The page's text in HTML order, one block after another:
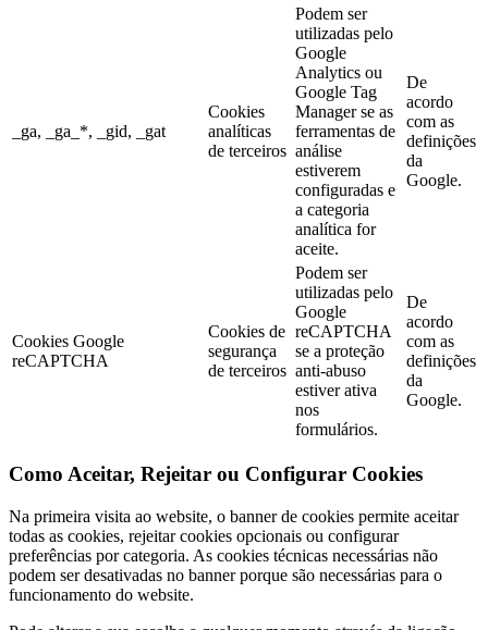
_ga, _ga_*, _gid, _gat
Cookies
analíticas
de terceiros
Podem ser
utilizadas pelo
Google
Analytics ou
Google Tag
Manager se as
ferramentas de
análise
estiverem
configuradas e
a categoria
analítica for
aceite.
De
acordo
com as
definições
da
Google.
Cookies Google
reCAPTCHA
Cookies de
segurança
de terceiros
Podem ser
utilizadas pelo
Google
reCAPTCHA
se a proteção
anti-abuso
estiver ativa
nos
formulários.
De
acordo
com as
definições
da
Google.
Como Aceitar, Rejeitar ou Configurar Cookies
Na primeira visita ao website, o banner de cookies permite aceitar
todas as cookies, rejeitar cookies opcionais ou configurar
preferências por categoria. As cookies técnicas necessárias não
podem ser desativadas no banner porque são necessárias para o
funcionamento do website.